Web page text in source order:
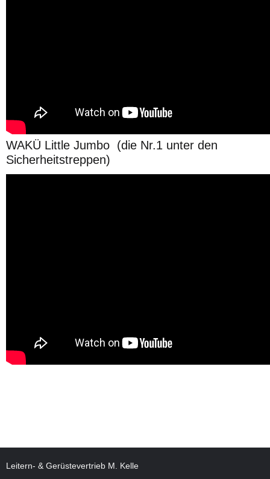
WAKÜ Little Jumbo (die Nr.1 unter den
Sicherheitstreppen)
Leitern- & Gerüstevertrieb M. Kelle